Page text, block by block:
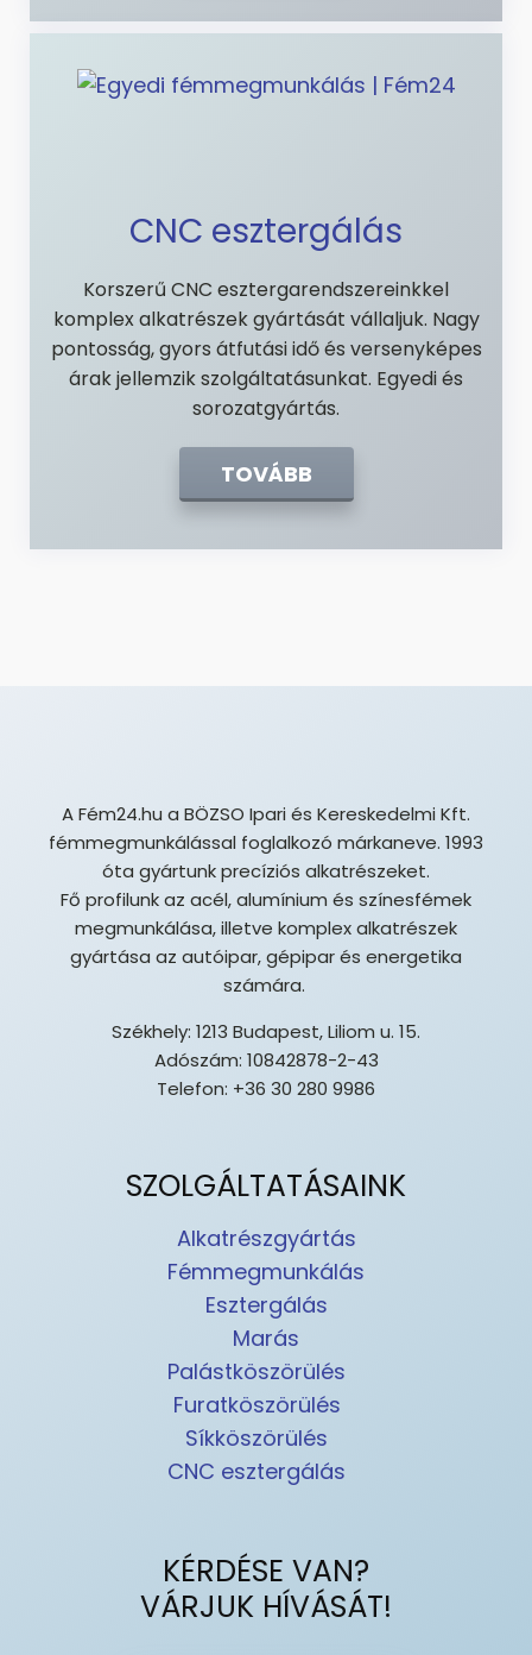
CNC esztergálás
Korszerű CNC esztergarendszereinkkel
komplex alkatrészek gyártását vállaljuk. Nagy
pontosság, gyors átfutási idő és versenyképes
árak jellemzik szolgáltatásunkat. Egyedi és
sorozatgyártás.
TOVÁBB
A Fém24.hu a BÖZSO Ipari és Kereskedelmi Kft.
fémmegmunkálással foglalkozó márkaneve. 1993
óta gyártunk precíziós alkatrészeket.
Fő profilunk az acél, alumínium és színesfémek
megmunkálása, illetve komplex alkatrészek
gyártása az autóipar, gépipar és energetika
számára.
Székhely: 1213 Budapest, Liliom u. 15.
Adószám: 10842878-2-43
Telefon: +36 30 280 9986
SZOLGÁLTATÁSAINK
Alkatrészgyártás
Fémmegmunkálás
Esztergálás
Marás
Palástköszörülés
Furatköszörülés
Síkköszörülés
CNC esztergálás
KÉRDÉSE VAN?
VÁRJUK HÍVÁSÁT!